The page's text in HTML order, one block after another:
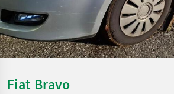
Fiat Bravo